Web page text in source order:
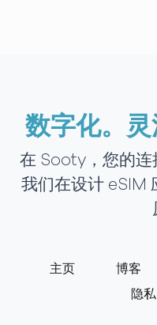
数字化。灵
在 Sooty，您的连
我们在设计 eSIM
主页 博客
隐私